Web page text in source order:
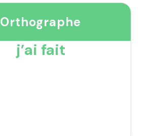
Orthographe
j’ai fait